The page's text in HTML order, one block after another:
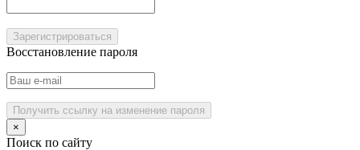
Зарегистрироваться
Восстановление пароля
Получить ссылку на изменение пароля
×
Поиск по сайту